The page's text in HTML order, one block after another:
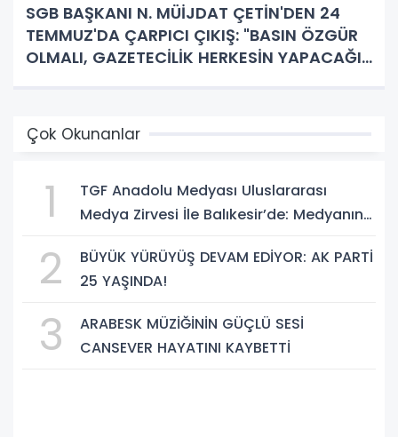
SGB BAŞKANI N. MÜİJDAT ÇETİN'DEN 24
TEMMUZ'DA ÇARPICI ÇIKIŞ: "BASIN ÖZGÜR
OLMALI, GAZETECİLİK HERKESİN YAPACAĞI
Çok Okunanlar
1
TGF Anadolu Medyası Uluslararası
Medya Zirvesi İle Balıkesir’de: Medyanın
2
BÜYÜK YÜRÜYÜŞ DEVAM EDİYOR: AK PARTİ
25 YAŞINDA!
3
ARABESK MÜZİĞİNİN GÜÇLÜ SESİ
CANSEVER HAYATINI KAYBETTİ